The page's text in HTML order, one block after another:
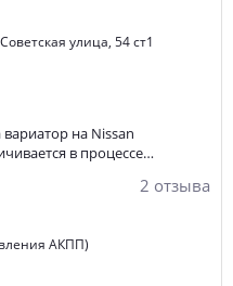
улица, 54 ст1
на Nissan
в процессе…
2 отзыва
АКПП)